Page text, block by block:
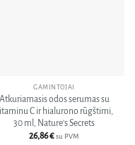
GAMINTOJAI
Atkuriamasis odos serumas su
C ir hialurono rūgštimi,
30 ml, Nature’s Secrets
26,86€su PVM